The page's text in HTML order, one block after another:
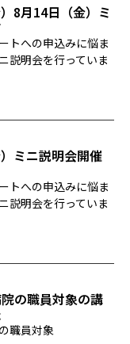
8月14日（金）ミ
トへの申込みに悩ま
説明会を行っていま
ミニ説明会開催
トへの申込みに悩ま
説明会を行っていま
の職員対象の講
職員対象